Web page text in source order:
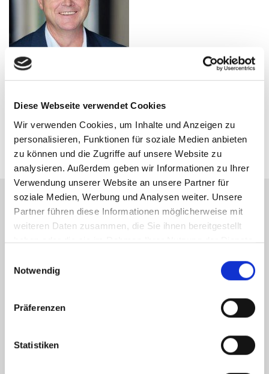
Diese Webseite verwendet Cookies
Wir verwenden Cookies, um Inhalte und Anzeigen zu
personalisieren, Funktionen für soziale Medien anbieten
zu können und die Zugriffe auf unsere Website zu
analysieren. Außerdem geben wir Informationen zu Ihrer
Verwendung unserer Website an unsere Partner für
soziale Medien, Werbung und Analysen weiter. Unsere
Partner führen diese Informationen möglicherweise mit
weiteren Daten zusammen, die Sie ihnen bereitgestellt
haben oder die sie im Rahmen Ihrer Nutzung der Dienste
Notwendig
Präferenzen
Statistiken
Herr Michael Doden
Telefon: 00497121164415
Energieausweis (Bedarfsausweis)